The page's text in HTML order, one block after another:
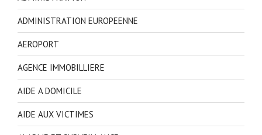
ADMINISTRATION EUROPEENNE
AEROPORT
AGENCE IMMOBILLIERE
AIDE A DOMICILE
AIDE AUX VICTIMES